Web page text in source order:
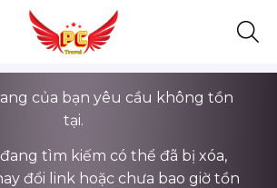
của bạn yêu cầu không tồn
tại.
tìm kiếm có thể đã bị xóa,
đổi link hoặc chưa bao giờ tồn